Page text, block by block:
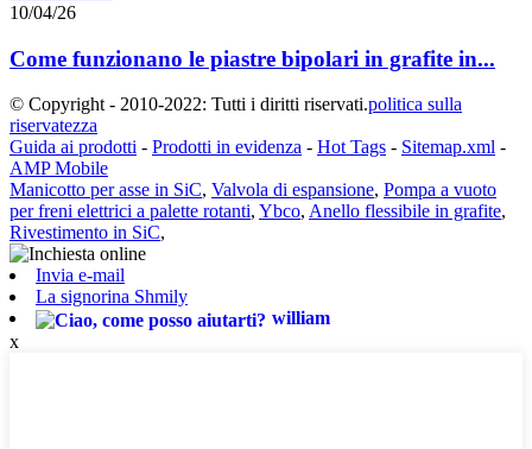
10/04/26
Come funzionano le piastre bipolari in grafite in...
© Copyright - 2010-2022: Tutti i diritti riservati.politica sulla
riservatezza
Guida ai prodotti - Prodotti in evidenza - Hot Tags - Sitemap.xml -
AMP Mobile
Manicotto per asse in SiC, Valvola di espansione, Pompa a vuoto
per freni elettrici a palette rotanti, Ybco, Anello flessibile in grafite,
Rivestimento in SiC,
Invia e-mail
La signorina Shmily
william
x